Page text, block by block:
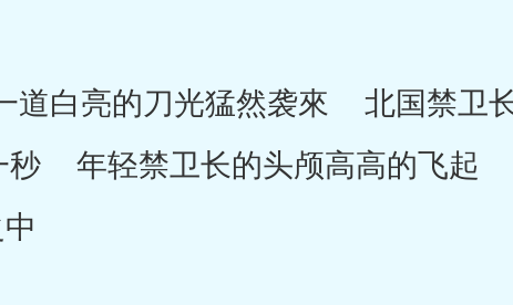
亮的刀光猛然袭來 北国禁卫长
年轻禁卫长的头颅高高的飞